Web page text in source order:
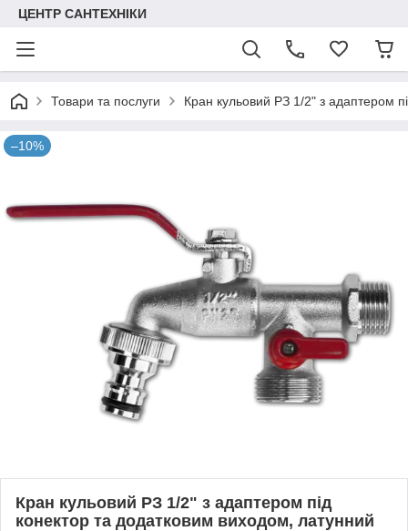
ЦЕНТР САНТЕХНІКИ
Товари та послуги Кран кульовий РЗ 1/2" з адаптером
–10%
Кран кульовий РЗ 1/2" з адаптером під
конектор та додатковим виходом, латунний